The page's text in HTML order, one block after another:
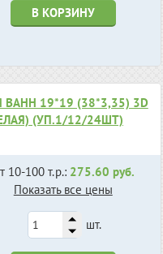
В КОРЗИНУ
ВАНН 19*19 (38*3,35) 3D
(УП.1/12/24ШТ)
10-100 т.р.: 275.60 руб.
Показать все цены
шт.